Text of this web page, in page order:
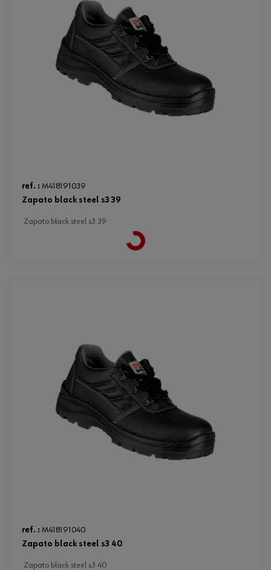
ref. : M418191039
zapato black steel s3 39
zapato black steel s3 39
ref. : M418191040
zapato black steel s3 40
zapato black steel s3 40